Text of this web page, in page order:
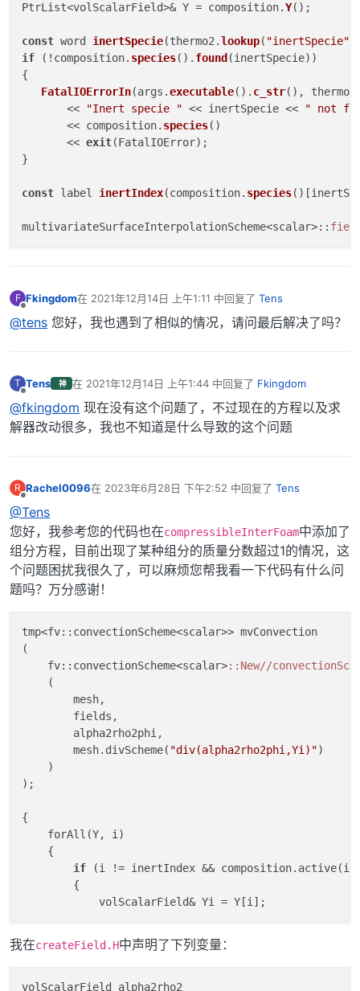
PtrList<volScalarField>& Y = composition.Y();
const word inertSpecie(thermo2.lookup( "inertSpecie"
if (!composition. species(). found (inertSpecie))
{
FatalIOErrorIn(args.executable(). c_str(),
       <<
"Inert specie " << inertSpecie <<
" not
       << composition.
species()
       <<
exit(FatalIOError);
}
const label inertIndex(composition. species
multivariateSurfaceInterpolationScheme<scalar>::
   fields.
add(Y[i]);
}
IOobject
   (
"alphaRho2Phi" ,
       runTime.
timeName(),
IOobject
::AUTO_WRITE
   ),
   alpha2*rho2
);
surfaceScalarField alphaRho2Phi
(
IOobject
"alphaRho2Phi",
       runTime.
       mesh,
IOobject
interpolate(alpha2*rho2)*phi
F Fkingdom在 2021年12月14日 上午1:11 中回复了 Tens
最后由 编辑
@tens 您好，我也遇到了相似的情况，请问最后解决了吗？
T Tens 神 在 2021年12月14日 上午1:44中回复了 Fkingdom
最后由 编辑
@fkingdom 现在没有这个问题了，不过现在的方程以及求
解器改动很多，我也不知道是什么导致的这个问题
R Rachel0096在 2023年6月28日 下午2:52 中回复了 Tens
最后由 编辑
@Tens
您好，我参考您的代码也在compressibleInterFoam中添加了
组分方程，目前出现了某种组分的质量分数超过1的情况，这
个问题困扰我很久了，可以麻烦您帮我看一下代码有什么问
题吗？万分感谢！
tmp<fv::convectionScheme<scalar>> mvConvection
(
    fv::convectionScheme<scalar>
: :New//
    (
        mesh,
        fields,
        alpha2rho2phi,
        mesh.divScheme(
"div(alpha2rho2phi,Yi)")
    )
);
{
    forAll(Y, i)
    {
if (i != inertIndex &&
        {
            volScalarField& Yi = Y[i];
            fvScalarMatrix YEqn
            (
+ mvConvection->fvmDiv(alpha2rho2phi,
我在createField.H中声明了下列变量：
volScalarField alpha2rho2